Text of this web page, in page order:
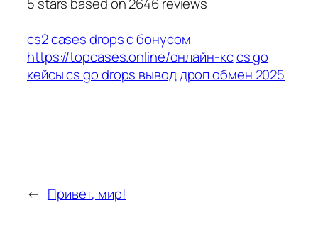
cs2 cases drops с бонусом
https://topcases.online/онлайн-ксcs go
кейсы cs go drops выводдроп обмен 2025
← Привет, мир!